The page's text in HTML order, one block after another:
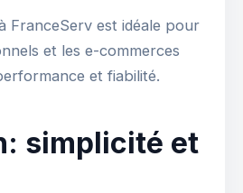
FranceServ est idéale pour
et les e-commerces
et fiabilité.
simplicité et